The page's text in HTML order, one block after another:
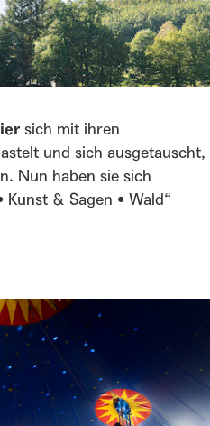
sich mit ihren
und sich ausgetauscht,
Nun haben sie sich
Kunst & Sagen • Wald“